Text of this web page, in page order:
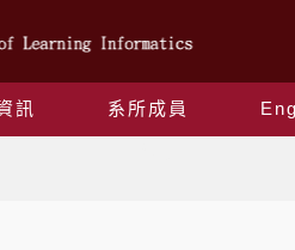
訊 系所成員